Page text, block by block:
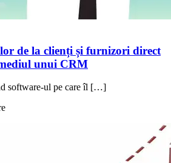
de la clienți și furnizori direct
unui CRM
software-ul pe care îl […]